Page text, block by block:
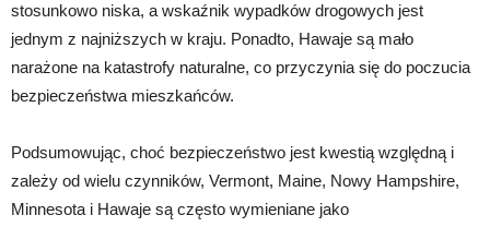
stosunkowo niska, a wskaźnik wypadków drogowych jest
jednym z najniższych w kraju. Ponadto, Hawaje są mało
narażone na katastrofy naturalne, co przyczynia się do poczucia
bezpieczeństwa mieszkańców.
Podsumowując, choć bezpieczeństwo jest kwestią względną i
zależy od wielu czynników, Vermont, Maine, Nowy Hampshire,
Minnesota i Hawaje są często wymieniane jako